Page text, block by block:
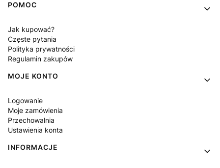
POMOC
Jak kupować?
Częste pytania
Polityka prywatności
Regulamin zakupów
MOJE KONTO
Logowanie
Moje zamówienia
Przechowalnia
Ustawienia konta
INFORMACJE